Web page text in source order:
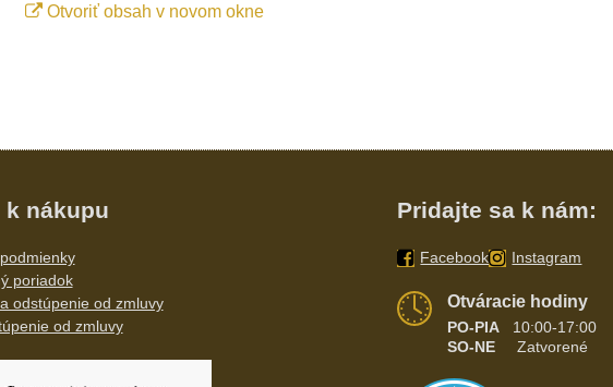
Otvoriť obsah v novom okne
k nákupu
poriadok
odstúpenie od zmluvy
od zmluvy
Pridajte sa k nám:
Facebook Instagram
Otváracie hodiny
PO-PIA
10:00-17:00
SO-NE Zatvorené